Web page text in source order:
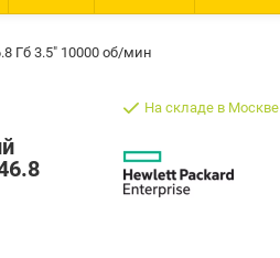
Гб 3.5" 10000 об/мин
На складе в Москве